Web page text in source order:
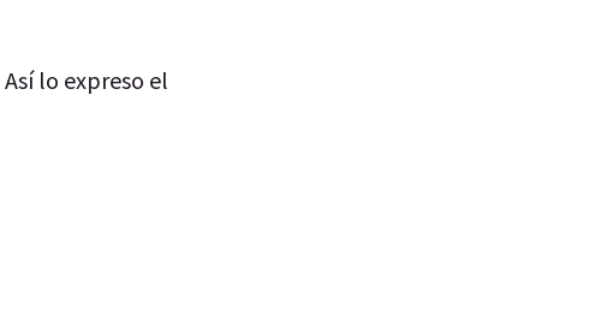
Así lo expreso el